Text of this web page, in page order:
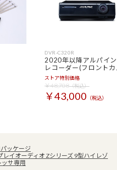
DVR-C320R
2020年以降アルパイ
レコーダー(フロント
ストア特別価格
￥48,708（税込）
￥43,000 （税込）
ッケージ
レイオーディオ Zシリーズ 9型ハイレゾ
サ専用